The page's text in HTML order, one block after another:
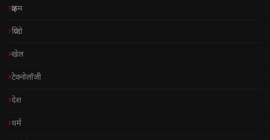
क्राइम
क्रिप्टो
खेल
टेक्नोलॉजी
देश
धर्म